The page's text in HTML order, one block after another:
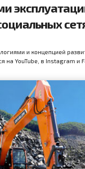
и концепцией
на YouTube, в Instagram и